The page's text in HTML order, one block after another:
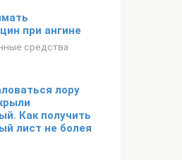
при ангине
средства
лору
Как получить
лист не болея